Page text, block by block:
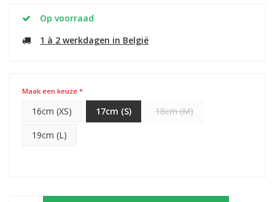
Op voorraad
1 à 2 werkdagen in België
Maak een keuze *
16cm (XS) 17cm (S) 18cm (M)
19cm (L)